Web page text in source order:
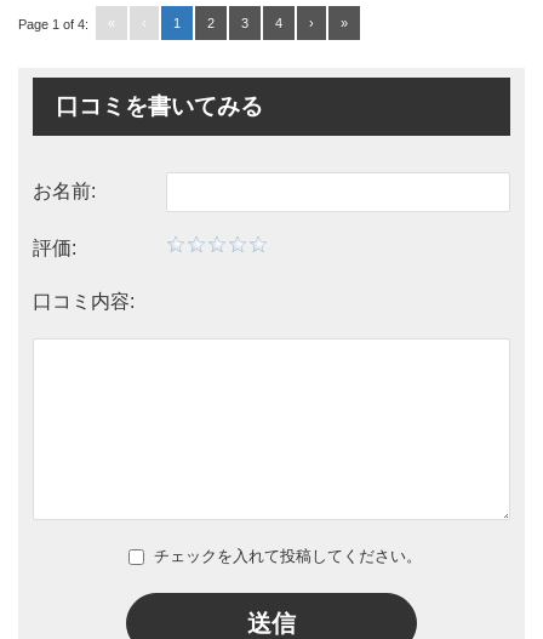
Page 1 of 4: « ‹ 1 2 3 4 › »
口コミを書いてみる
お名前:
評価:
口コミ内容:
チェックを入れて投稿してください。
送信